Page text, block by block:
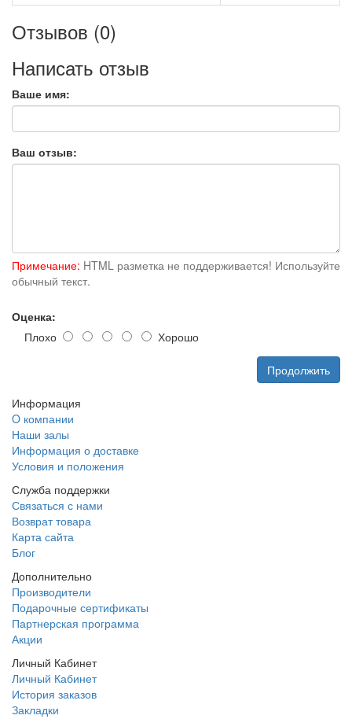
Отзывов (0)
Написать отзыв
Ваше имя:
Ваш отзыв:
Примечание: HTML разметка не поддерживается! Используйте
обычный текст.
Оценка:
Плохо
Хорошо
Продолжить
Информация
O компании
Наши залы
Информация о доставке
Условия и положения
Служба поддержки
Связаться с нами
Возврат товара
Карта сайта
Блог
Дополнительно
Производители
Подарочные сертификаты
Партнерская программа
Акции
Личный Кабинет
Личный Кабинет
История заказов
Закладки